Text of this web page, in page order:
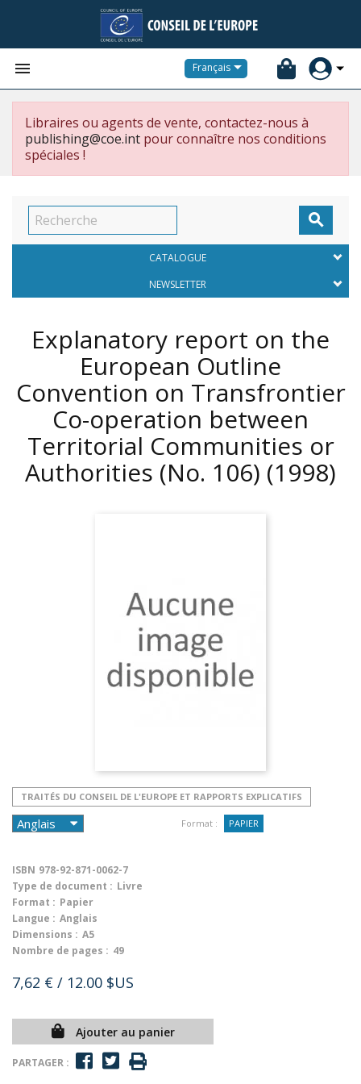
 Français
Libraires ou agents de vente, contactez-nous à
publishing@coe.int pour connaître nos conditions
spéciales !

CATALOGUE
NEWSLETTER
Explanatory report on the
European Outline
Convention on Transfrontier
Co-operation between
Territorial Communities or
Authorities (No. 106) (1998)
TRAITÉS DU CONSEIL DE L'EUROPE ET RAPPORTS EXPLICATIFS
Format : PAPIER
ISBN 978-92-871-0062-7
Type de document : Livre
Format : Papier
Langue : Anglais
Dimensions : A5
Nombre de pages : 49
7,62 € / 12.00 $US
Ajouter au panier
PARTAGER :